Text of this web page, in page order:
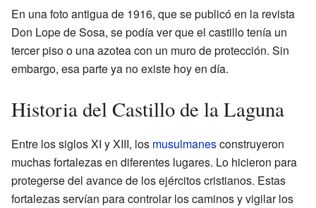
En una foto antigua de 1916, que se publicó en la revista
Don Lope de Sosa, se podía ver que el castillo tenía un
tercer piso o una azotea con un muro de protección. Sin
embargo, esa parte ya no existe hoy en día.
Historia del Castillo de la Laguna
Entre los siglos XI y XIII, los musulmanesconstruyeron
muchas fortalezas en diferentes lugares. Lo hicieron para
protegerse del avance de los ejércitos cristianos. Estas
fortalezas servían para controlar los caminos y vigilar los